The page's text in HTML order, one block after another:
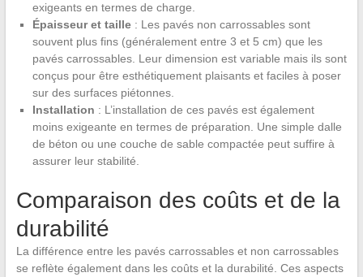
exigeants en termes de charge.
Épaisseur et taille: Les pavés non carrossables sont
souvent plus fins (généralement entre 3 et 5 cm) que les
pavés carrossables. Leur dimension est variable mais ils sont
conçus pour être esthétiquement plaisants et faciles à poser
sur des surfaces piétonnes.
Installation : L’installation de ces pavés est également
moins exigeante en termes de préparation. Une simple dalle
de béton ou une couche de sable compactée peut suffire à
assurer leur stabilité.
Comparaison des coûts et de la
durabilité
La différence entre les pavés carrossables et non carrossables
se reflète également dans les coûts et la durabilité. Ces aspects